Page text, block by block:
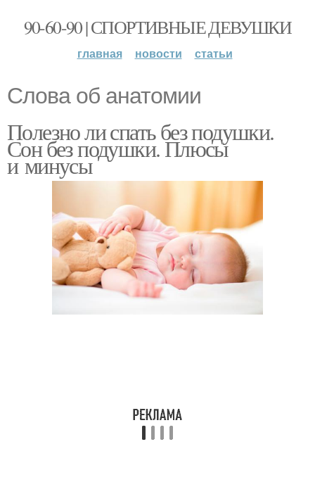
90-60-90 | СПОРТИВНЫЕ ДЕВУШКИ
главная новости статьи
Слова об анатомии
Полезно ли спать без подушки.
Сон без подушки. Плюсы
и минусы